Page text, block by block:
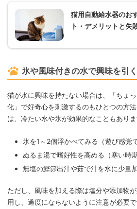
猫用自動給水器のお
ト・デメリットと失
氷や風味付きの水で興味を引く
猫が水に興味を持たない場合は、「ちょ
化」で好奇心を刺激するのもひとつの方
は、冷たい水や氷が効果的なこともありま
氷を1～2個浮かべてみる（遊び感覚
ぬるま湯で嗜好性を高める（寒い時期
無塩の鰹節出汁や茹で汁を水に少量
ただし、風味を加える際は塩分や添加物
用し、過度にならないように注意が必要